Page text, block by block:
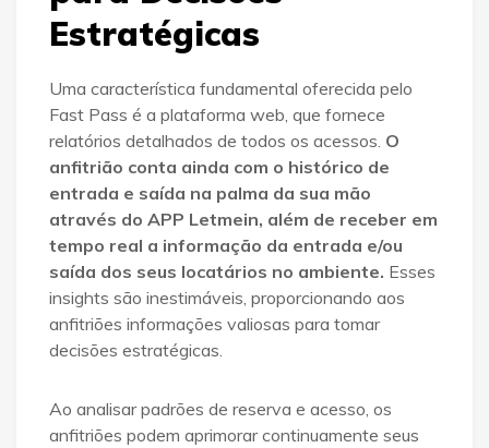
Estratégicas
Uma característica fundamental oferecida pelo
Fast Pass é a plataforma web, que fornece
relatórios detalhados de todos os acessos. O
anfitrião conta ainda com o histórico de
entrada e saída na palma da sua mão
através do APP Letmein, além de receber em
tempo real a informação da entrada e/ou
saída dos seus locatários no ambiente. Esses
insights são inestimáveis, proporcionando aos
anfitriões informações valiosas para tomar
decisões estratégicas.
Ao analisar padrões de reserva e acesso, os
anfitriões podem aprimorar continuamente seus